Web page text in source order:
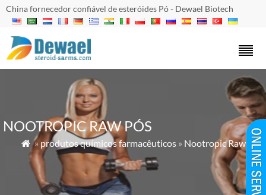
China fornecedor confiável de esteróides Pó - Dewael Biotech
NOOTROPIC RAW PÓS
 » produtos químicos farmacêuticos » Nootropic Raw Pós